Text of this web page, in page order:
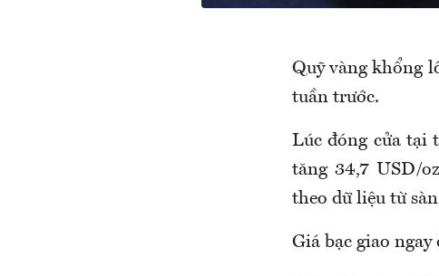
Quỹ vàng khổng
tuần trước.
Lúc đóng cửa tại
tăng 34,7 USD/
theo dữ liệu từ
Giá bạc giao